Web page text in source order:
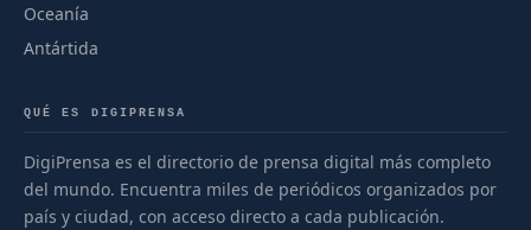
Oceanía
Antártida
QUÉ ES DIGIPRENSA
DigiPrensa es el directorio de prensa digital más completo
del mundo. Encuentra miles de periódicos organizados por
país y ciudad, con acceso directo a cada publicación.